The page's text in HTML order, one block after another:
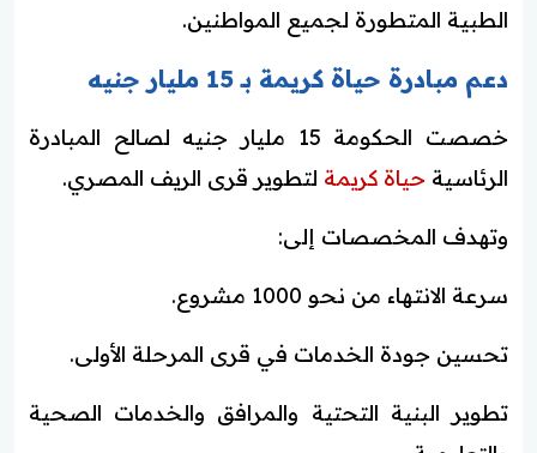
الطبية المتطورة لجميع المواطنين.
دعم مبادرة حياة كريمة بـ 15 مليار جنيه
خصصت الحكومة 15 مليار جنيه لصالح المبادرة
الرئاسية حياة كريمة لتطوير قرى الريف المصري.
وتهدف المخصصات إلى:
سرعة الانتهاء من نحو 1000 مشروع.
تحسين جودة الخدمات في قرى المرحلة الأولى.
تطوير البنية التحتية والمرافق والخدمات الصحية